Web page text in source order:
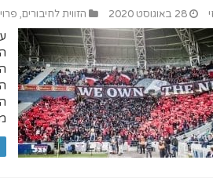
28 באוגוסט 2020 הזווית לחיבורים,